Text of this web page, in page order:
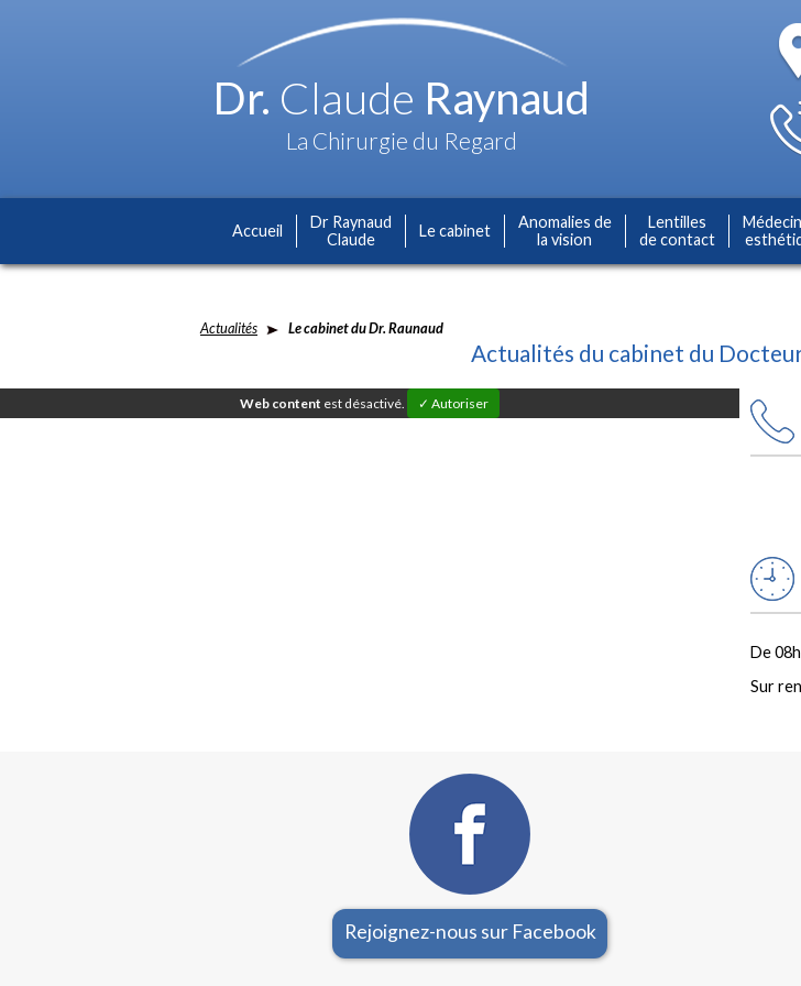
Dr. Claude Raynaud
La Chirurgie du Regard
Accueil
Dr Raynaud
Claude
Le cabinet
Anomalies de
la vision
Lentilles
de contact
Actualités Le cabinet du Dr. Raunaud
Actualités du cabinet du
Web content est désactivé. ✓ Autoriser
De
Sur
Rejoignez-nous sur Facebook